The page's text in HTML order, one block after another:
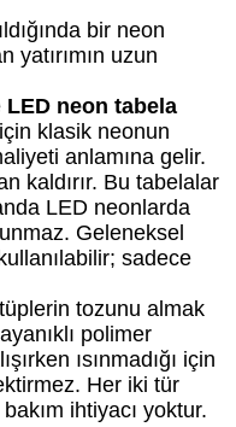
bir neon
yatırımın uzun
LED neon tabela
klasik neonun
anlamına gelir.
kaldırır. Bu tabelalar
LED neonlarda
Geleneksel
sadece
tozunu almak
polimer
ısınmadığı için
Her iki tür
ihtiyacı yoktur.